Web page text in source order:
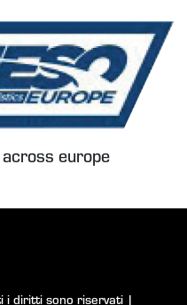
across europe
i diritti sono riservati |